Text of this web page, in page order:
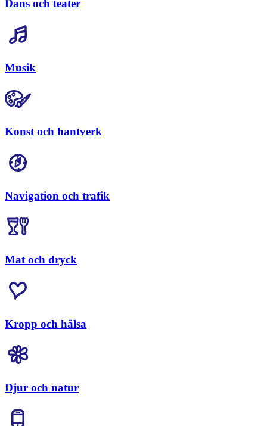
Dans och teater
Musik
Konst och hantverk
Navigation och trafik
Mat och dryck
Kropp och hälsa
Djur och natur